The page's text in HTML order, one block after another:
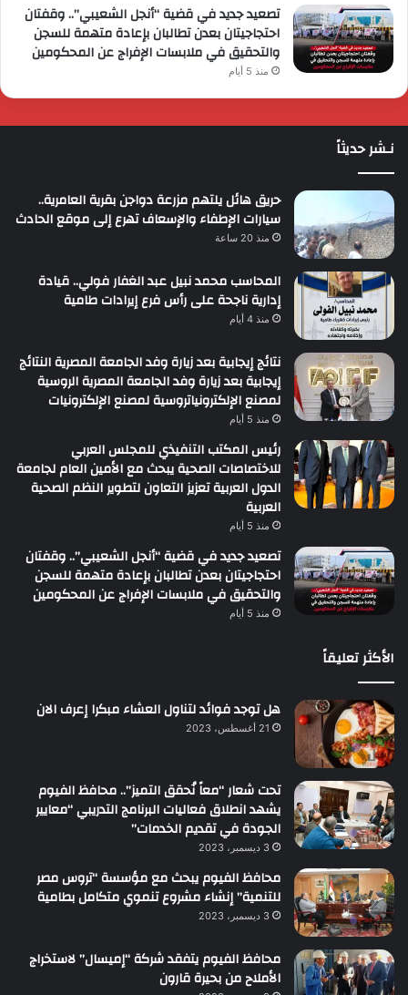
تصعيد جديد في قضية “أنجل الشعيبي”.. وقفتان
احتجاجيتان بعدن تطالبان بإعادة متهمة للسجن
والتحقيق في ملابسات الإفراج عن المحكومين
منذ 5 أيام
نـشر حديثاً
حريق هائل يلتهم مزرعة دواجن بقرية العامرية..
سيارات الإطفاء والإسعاف تهرع إلى موقع الحادث
منذ 20 ساعة
المحاسب محمد نبيل عبد الغفار فولي.. قيادة
إدارية ناجحة على رأس فرع إيرادات طامية
منذ 4 أيام
نتائج إيجابية بعد زيارة وفد الجامعة المصرية النتائج
إيجابية بعد زيارة وفد الجامعة المصرية الروسية
لمصنع الإلكترونياتروسية لمصنع الإلكترونيات
منذ 5 أيام
رئيس المكتب التنفيذي للمجلس العربي
للاختصاصات الصحية يبحث مع الأمين العام لجامعة
الدول العربية تعزيز التعاون لتطوير النظم الصحية
العربية
منذ 5 أيام
تصعيد جديد في قضية “أنجل الشعيبي”.. وقفتان
احتجاجيتان بعدن تطالبان بإعادة متهمة للسجن
والتحقيق في ملابسات الإفراج عن المحكومين
منذ 5 أيام
الأكثر تعليقاً
هل توجد فوائد لتناول العشاء مبكرا إعرف الان
21 أغسطس، 2023
تحت شعار “معاً نُحقق التميز”.. محافظ الفيوم
يشهد انطلاق فعاليات البرنامج التدريبي “معايير
الجودة في تقديم الخدمات”
3 ديسمبر، 2023
محافظ الفيوم يبحث مع مؤسسة “تروس مصر
للتنمية” إنشاء مشروع تنموي متكامل بطامية
3 ديسمبر، 2023
محافظ الفيوم يتفقد شركة “إميسال” لاستخراج
الأملاح من بحيرة قارون